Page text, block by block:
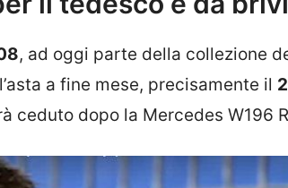
, ad oggi parte della collezione
a fine mese, precisamente il
ceduto dopo la Mercedes W196